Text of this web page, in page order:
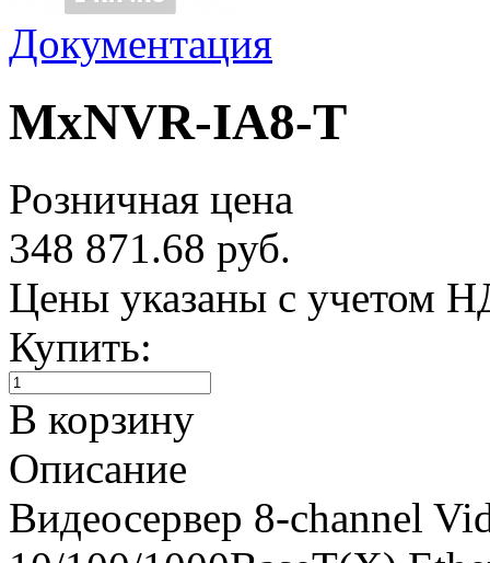
Документация
MxNVR-IA8-T
Розничная цена
348 871.68 руб.
Цены указаны с учетом
Купить:
В корзину
Описание
Видеосервер 8-channel